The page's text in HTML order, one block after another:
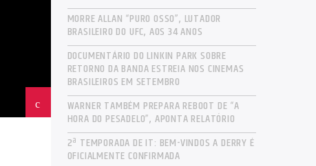
MORRE ALLAN “PURO OSSO”, LUTADOR
BRASILEIRO DO UFC, AOS 34 ANOS
DOCUMENTÁRIO DO LINKIN PARK SOBRE
RETORNO DA BANDA ESTREIA NOS CINEMAS
BRASILEIROS EM SETEMBRO
WARNER TAMBÉM PREPARA REBOOT DE “A
HORA DO PESADELO”, APONTA RELATÓRIO
2ª TEMPORADA DE IT: BEM-VINDOS A DERRY É
OFICIALMENTE CONFIRMADA